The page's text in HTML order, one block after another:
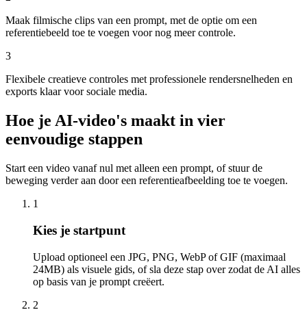
Maak filmische clips van een prompt, met de optie om een
referentiebeeld toe te voegen voor nog meer controle.
3
Flexibele creatieve controles met professionele rendersnelheden en
exports klaar voor sociale media.
Hoe je AI-video's maakt in vier
eenvoudige stappen
Start een video vanaf nul met alleen een prompt, of stuur de
beweging verder aan door een referentieafbeelding toe te voegen.
1
Kies je startpunt
Upload optioneel een JPG, PNG, WebP of GIF (maximaal
24MB) als visuele gids, of sla deze stap over zodat de AI alles
op basis van je prompt creëert.
2